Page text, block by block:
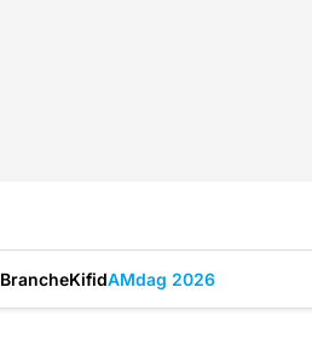
BrancheKifidAMdag 2026